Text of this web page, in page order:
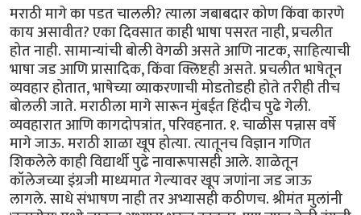
मराठी मागे का पडत चालली? त्याला जबाबदार कोण किंवा कारणे
काय असावीत? एका दिवसात काही भाषा पसरत नाही, प्रचलीत
होत नाही. सामान्यांची बोली वेगळी असते आणि नाटक, साहित्याची
भाषा जड आणि प्रासादिक, किंवा क्लिष्टही असते. प्रचलीत भाषेतून
व्यवहार होतात, भाषेच्या व्याकरणाची मोडतोडही होते तरीही तीच
बोलली जाते. मराठीला मागे सारून मुंबईत हिंदीच पुढे गेली.
व्यवहारात आणि कागदोपत्रांत, परिवहनात. १. चाळीस पन्नास वर्षे
मागे जाऊ. मराठी शाळा खूप होत्या. त्यातूनच विज्ञान गणित
शिकलेले काही विद्यार्थी पुढे नावारूपासही आले. शाळेतून
कॉलेजच्या इंग्रजी माध्यमात गेल्यावर खूप जणांना जड जाऊ
लागले. साधे संभाषण नाही तर अभ्यासही कठीणच. श्रीमंत मुलांनी